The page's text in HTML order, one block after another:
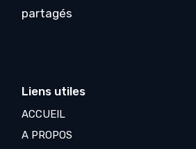
partagés
Liens utiles
ACCUEIL
A PROPOS